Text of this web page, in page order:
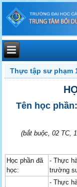
Thực tập sư phạm
Tên học
(bắt buộc, 02 TC,
Học phần đã
học:
- Thực
trường
- Thực